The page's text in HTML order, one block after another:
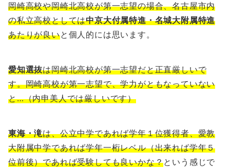
岡崎高校や岡崎北高校が第一志望の場合、名古屋市内
の私立高校としては中京大付属特進・名城大附属特進
あたりが良いと個人的には思います。
愛知選抜は岡崎北高校が第一志望だと正直厳しいで
す。岡崎高校が第一志望で、学力がともなっていない
と…（内申美人では厳しいです）
東海・滝は、公立中学であれば学年１位獲得者、愛教
大附属中学であれば学年一桁レベル（出来れば学年５
位前後）であれば受験しても良いかな？という感じで